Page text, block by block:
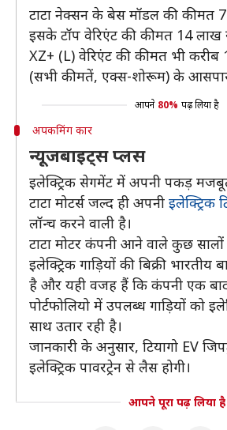
टाटा नेक्सन के बेस मॉडल की कीमत
इसके टॉप वेरिएंट की कीमत 14 लाख
XZ+ (L) वेरिएंट की कीमत भी
(सभी कीमतें, एक्स-शोरूम) के
आपने 80% पढ़ लिया है
अपकमिंग कार
न्यूजबाइट्स प्लस
इलेक्ट्रिक सेगमेंट में अपनी पकड़
टाटा मोटर्स जल्द ही अपनी इलेक्ट्रिक
लॉन्च करने वाली है।
टाटा मोटर कंपनी आने वाले कुछ
इलेक्ट्रिक गाड़ियों की बिक्री भारतीय
है और यही वजह हैं कि कंपनी एक
पोर्टफोलियो में उपलब्ध गाड़ियों को
साथ उतार रही है।
जानकारी के अनुसार, टियागो EV
इलेक्ट्रिक पावरट्रेन से लैस होगी।
आपने पूरा पढ़ लिया है